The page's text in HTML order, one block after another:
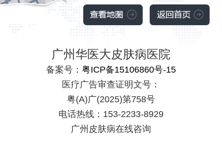
广州华医大皮肤病医院
备案号： 粤ICP备15106860号-15
医疗广告审查证明文号：
粤(A)广(2025)第758号
电话热线：153-2233-8929
广州皮肤病在线咨询